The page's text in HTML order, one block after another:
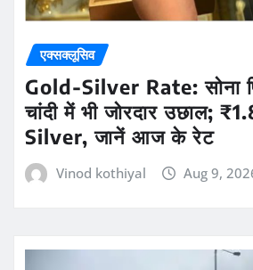
एक्सक्लूसिव
Gold-Silver Rate: सोना
चांदी में भी जोरदार उछाल;
Silver, जानें आज के रेट
Vinod kothiyal Aug 9,